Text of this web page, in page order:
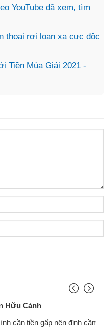
YouTube đã xem, tìm
thoại rơi loạn xạ cực độc
Tiền Mùa Giải 2021 -
Cảnh
tiền gấp nên định cầm cố